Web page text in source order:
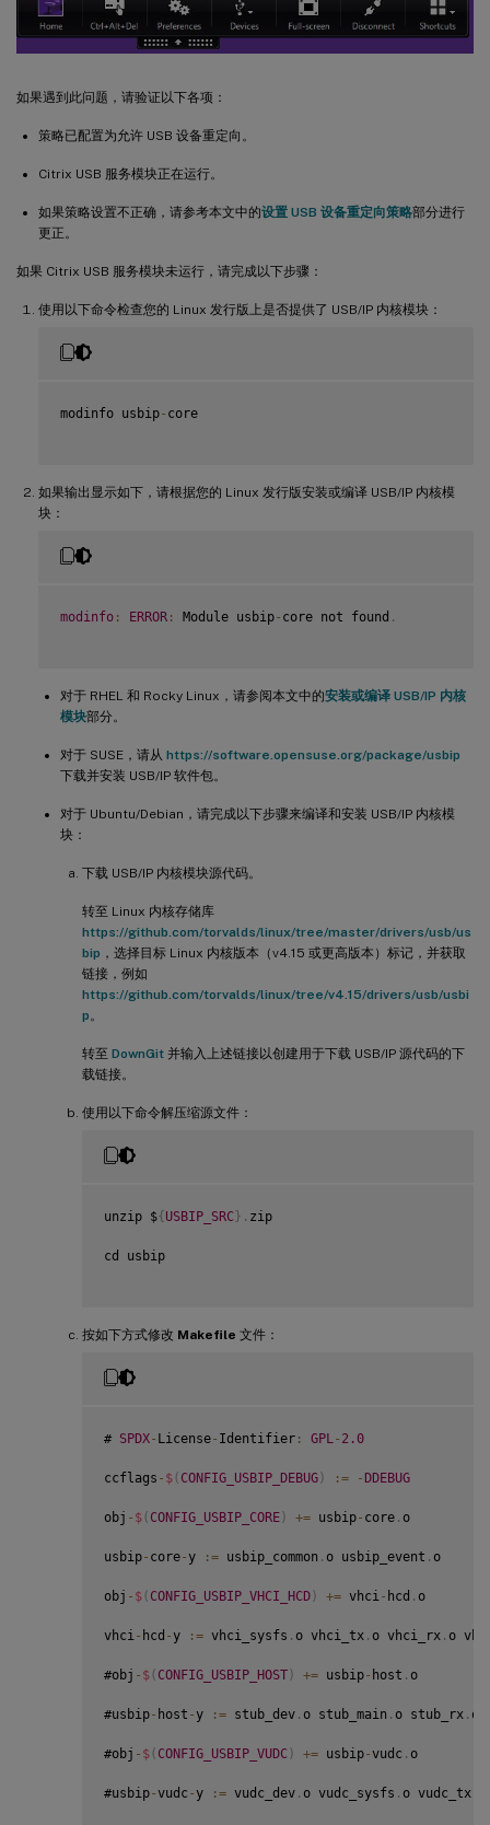
如果遇到此问题，请验证以下各项：
策略已配置为允许 USB 设备重定向。
Citrix USB 服务模块正在运行。
如果策略设置不正确，请参考本文中的设置 USB 设备重定向策略部分进行
更正。
如果 Citrix USB 服务模块未运行，请完成以下步骤：
使用以下命令检查您的 Linux 发行版上是否提供了 USB/IP 内核模块：
modinfo usbip- core
如果输出显示如下，请根据您的 Linux 发行版安装或编译 USB/IP 内核模
块：
modinfo : ERROR : Module usbip- core not found .
对于 RHEL 和 Rocky Linux，请参阅本文中的安装或编译 USB/IP 内核
模块部分。
对于 SUSE，请从 https://software.opensuse.org/package/usbip
下载并安装 USB/IP 软件包。
对于 Ubuntu/Debian，请完成以下步骤来编译和安装 USB/IP 内核模
块：
下载 USB/IP 内核模块源代码。
转至 Linux 内核存储库
https://github.com/torvalds/linux/tree/master/drivers/usb/us
bip ，选择目标 Linux 内核版本（v4.15 或更高版本）标记，并获取
链接，例如
https://github.com/torvalds/linux/tree/v4.15/drivers/usb/usbi
p 。
转至 DownGit 并输入上述链接以创建用于下载 USB/IP 源代码的下
载链接。
使用以下命令解压缩源文件：
unzip ${USBIP_SRC} . zip
cd usbip
按如下方式修改 Makefile 文件：
# SPDX- License- Identifier : GPL - 2.0
ccflags - $ ( CONFIG_USBIP_DEBUG) := -DDEBUG
obj - $ ( CONFIG_USBIP_CORE) += usbip- core . o
usbip- core-y := usbip_common . o usbip_event . o
obj - $ ( CONFIG_USBIP_VHCI_HCD) += vhci - hcd . o
vhci - hcd -y := vhci_sysfs . o vhci_tx . o vhci_rx . o
#obj - $ ( CONFIG_USBIP_HOST) += usbip- host . o
#usbip- host -y := stub_dev . o stub_main . o stub_rx . o
#obj - $ ( CONFIG_USBIP_VUDC) += usbip-vudc . o
#usbip-vudc -y := vudc_dev . o vudc_sysfs . o vudc_tx